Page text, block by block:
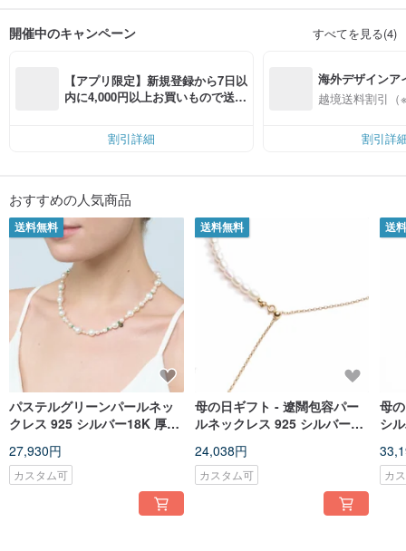
traditional gold craftsmanship. At Artismi, our classic designs are everyday
開催中のキャンペーン すべてを見る(4)
【アプリ限定】新規登録から7日以
内に4,000円以上お買いもので送料
割引詳細
海外デザインア
入
越境送料割引（
割引詳
おすすめの人気商品
送料無料
パステルグリーンパールネッ
クレス 925 シルバー18K 厚金
Necklace
27,930円
カスタム可
送料無料
母の日ギフト - 遼闊包容パー
ルネックレス 925 シルバー
シードパール
24,038円
カスタム可
送
母
シ
カ